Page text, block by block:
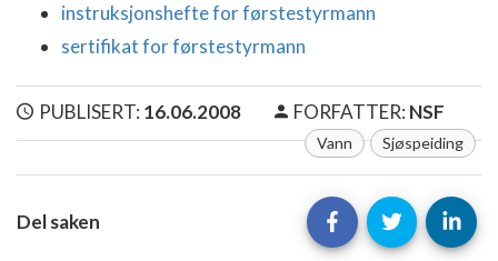
instruksjonshefte for førstestyrmann
sertifikat for førstestyrmann
PUBLISERT: 16.06.2008 FORFATTER: NSF
Vann Sjøspeiding
Del saken